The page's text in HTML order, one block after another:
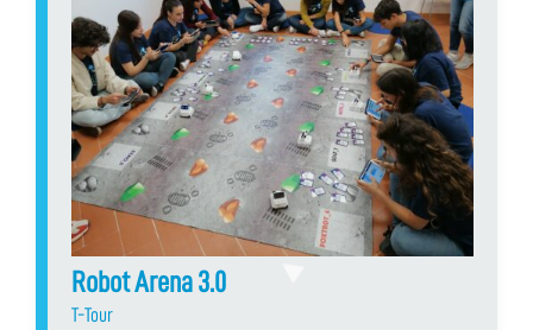
Robot Arena 3.0
T-Tour